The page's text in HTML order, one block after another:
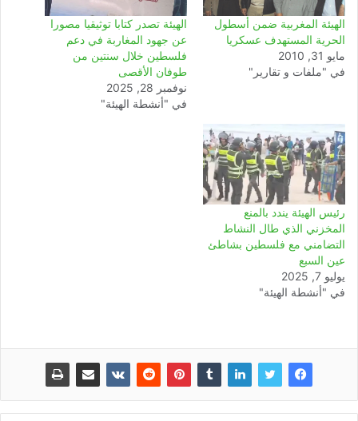
الهيئة المغربية ضمن أسطول
الحرية المستهدف عسكريا
مايو 31, 2010
في "ملفات و تقارير"
الهيئة تصدر كتابا توثيقيا مصورا
عن جهود المغاربة في دعم
فلسطين خلال سنتين من
طوفان الأقصى
نوفمبر 28, 2025
في "أنشطة الهيئة"
رئيس الهيئة يندد بالمنع
المخزني الذي طال النشاط
التضامني مع فلسطين بشاطئ
عين السبع
يوليو 7, 2025
في "أنشطة الهيئة"